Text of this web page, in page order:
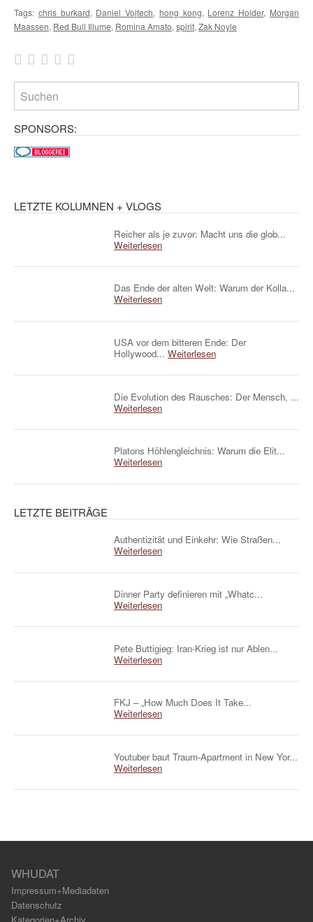
Tags: chris burkard, Daniel Vojtech, hong kong, Lorenz Holder, Morgan
Maassen, Red Bull Illume, Romina Amato, spirit, Zak Noyle
SPONSORS:
LETZTE KOLUMNEN + VLOGS
Reicher als je zuvor: Macht uns die glob...
Weiterlesen
Das Ende der alten Welt: Warum der Kolla...
Weiterlesen
USA vor dem bitteren Ende: Der
Hollywood... Weiterlesen
Die Evolution des Rausches: Der Mensch, ...
Weiterlesen
Platons Höhlengleichnis: Warum die Elit...
Weiterlesen
LETZTE BEITRÄGE
Authentizität und Einkehr: Wie Straßen...
Weiterlesen
Dinner Party definieren mit „Whatc...
Weiterlesen
Pete Buttigieg: Iran-Krieg ist nur Ablen...
Weiterlesen
FKJ – „How Much Does It Take...
Weiterlesen
Youtuber baut Traum-Apartment in New Yor...
Weiterlesen
WHUDAT
Impressum+Mediadaten
Datenschutz